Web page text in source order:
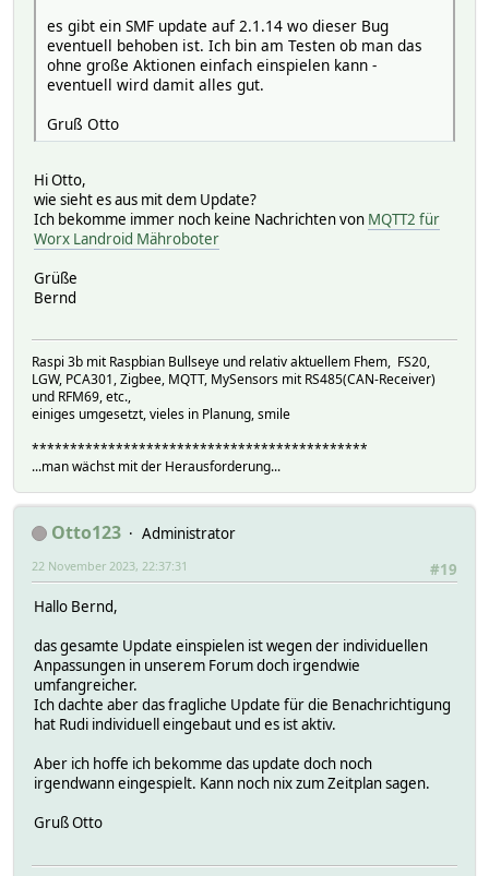
es gibt ein SMF update auf 2.1.14 wo dieser Bug
eventuell behoben ist. Ich bin am Testen ob man das
ohne große Aktionen einfach einspielen kann -
eventuell wird damit alles gut.
Gruß Otto
Hi Otto,
wie sieht es aus mit dem Update?
Ich bekomme immer noch keine Nachrichten von MQTT2 für
Worx Landroid Mähroboter
Grüße
Bernd
Raspi 3b mit Raspbian Bullseye und relativ aktuellem Fhem, FS20,
LGW, PCA301, Zigbee, MQTT, MySensors mit RS485(CAN-Receiver)
und RFM69, etc.,
einiges umgesetzt, vieles in Planung, smile
********************************************
...man wächst mit der Herausforderung...
Otto123
Administrator
#19
22 November 2023, 22:37:31
Hallo Bernd,
das gesamte Update einspielen ist wegen der individuellen
Anpassungen in unserem Forum doch irgendwie
umfangreicher.
Ich dachte aber das fragliche Update für die Benachrichtigung
hat Rudi individuell eingebaut und es ist aktiv.
Aber ich hoffe ich bekomme das update doch noch
irgendwann eingespielt. Kann noch nix zum Zeitplan sagen.
Gruß Otto